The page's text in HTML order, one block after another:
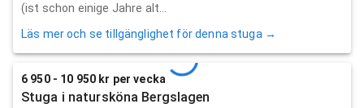
(ist schon einige Jahre alt...
Läs mer och se tillgänglighet för denna stuga →
6 950 - 10 950 kr per vecka
Stuga i natursköna Bergslagen